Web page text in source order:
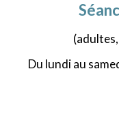
Du lundi au